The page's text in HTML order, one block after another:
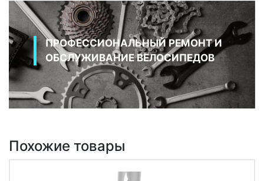
ПРОФЕССИОНАЛЬНЫЙ РЕМОНТ И
ОБСЛУЖИВАНИЕ ВЕЛОСИПЕДОВ
Похожие товары